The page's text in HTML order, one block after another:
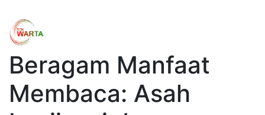
Beragam Manfaat
Membaca: Asah